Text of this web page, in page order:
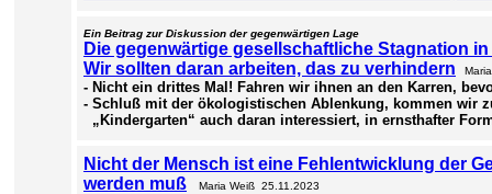
Ein Beitrag zur Diskussion der gegenwärtigen Lage
Die gegenwärtige gesellschaftliche Stagnation
Wir sollten daran arbeiten, das zu verhindern
- Nicht ein drittes Mal! Fahren wir ihnen an den Karren,
- Schluß mit der ökologistischen Ablenkung, kommen wir
„Kindergarten“ auch daran interessiert, in ernsthafter
Nicht der Mensch ist eine Fehlentwicklung der
werden muß
Maria Weiß 25.11.2023